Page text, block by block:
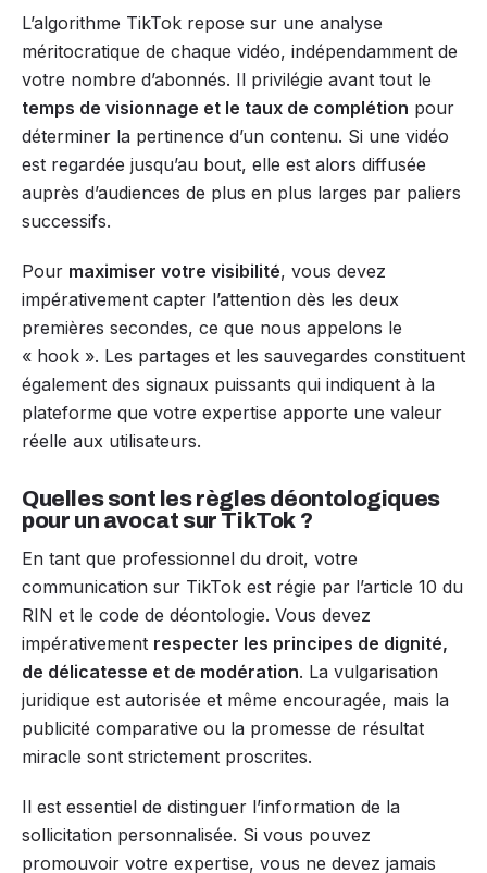
L’algorithme TikTok repose sur une analyse
méritocratique de chaque vidéo, indépendamment de
votre nombre d’abonnés. Il privilégie avant tout le
temps de visionnage et le taux de complétion pour
déterminer la pertinence d’un contenu. Si une vidéo
est regardée jusqu’au bout, elle est alors diffusée
auprès d’audiences de plus en plus larges par paliers
successifs.
Pour maximiser votre visibilité, vous devez
impérativement capter l’attention dès les deux
premières secondes, ce que nous appelons le
« hook ». Les partages et les sauvegardes constituent
également des signaux puissants qui indiquent à la
plateforme que votre expertise apporte une valeur
réelle aux utilisateurs.
Quelles sont les règles déontologiques
pour un avocat sur TikTok ?
En tant que professionnel du droit, votre
communication sur TikTok est régie par l’article 10 du
RIN et le code de déontologie. Vous devez
impérativement respecter les principes de dignité,
de délicatesse et de modération. La vulgarisation
juridique est autorisée et même encouragée, mais la
publicité comparative ou la promesse de résultat
miracle sont strictement proscrites.
Il est essentiel de distinguer l’information de la
sollicitation personnalisée. Si vous pouvez
promouvoir votre expertise, vous ne devez jamais